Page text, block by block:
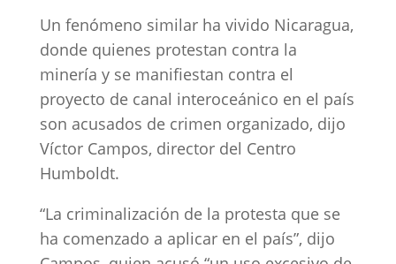
Un fenómeno similar ha vivido Nicaragua,
donde quienes protestan contra la
minería y se manifiestan contra el
proyecto de canal interoceánico en el país
son acusados de crimen organizado, dijo
Víctor Campos, director del Centro
Humboldt.
“La criminalización de la protesta que se
ha comenzado a aplicar en el país”, dijo